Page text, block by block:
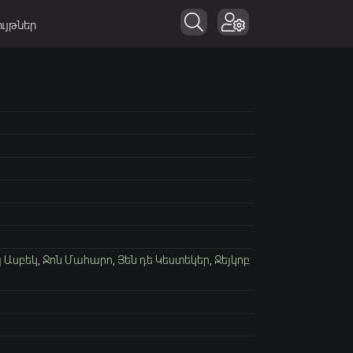
Ասբեկ Ջոն Մահարո Յեն դե Կեստեկեր Ջեյկոբ